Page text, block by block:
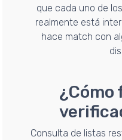
que cada uno de
realmente está
hace match con
¿Cómo
Consulta de listas